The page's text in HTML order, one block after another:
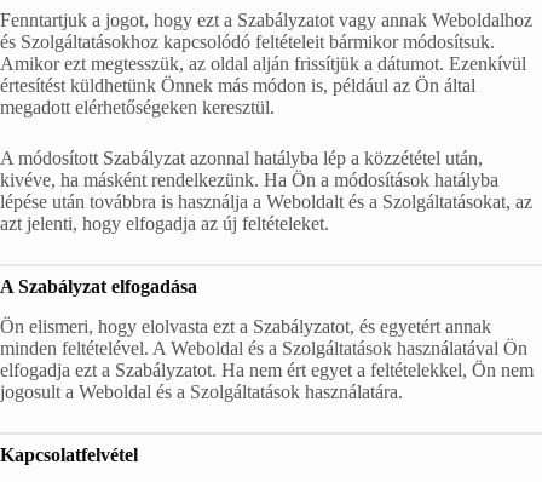
Fenntartjuk a jogot, hogy ezt a Szabályzatot vagy annak Weboldalhoz
és Szolgáltatásokhoz kapcsolódó feltételeit bármikor módosítsuk.
Amikor ezt megtesszük, az oldal alján frissítjük a dátumot. Ezenkívül
értesítést küldhetünk Önnek más módon is, például az Ön által
megadott elérhetőségeken keresztül.
A módosított Szabályzat azonnal hatályba lép a közzététel után,
kivéve, ha másként rendelkezünk. Ha Ön a módosítások hatályba
lépése után továbbra is használja a Weboldalt és a Szolgáltatásokat, az
azt jelenti, hogy elfogadja az új feltételeket.
A Szabályzat elfogadása
Ön elismeri, hogy elolvasta ezt a Szabályzatot, és egyetért annak
minden feltételével. A Weboldal és a Szolgáltatások használatával Ön
elfogadja ezt a Szabályzatot. Ha nem ért egyet a feltételekkel, Ön nem
jogosult a Weboldal és a Szolgáltatások használatára.
Kapcsolatfelvétel